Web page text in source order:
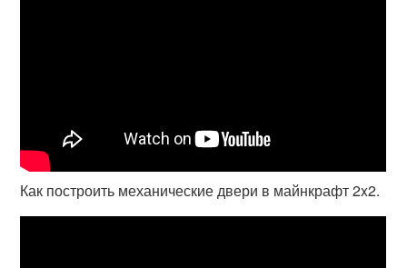
Как построить механические двери в майнкрафт 2x2.